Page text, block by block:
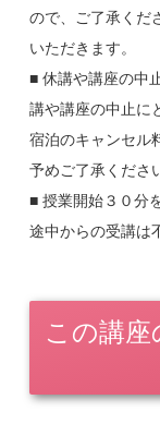
ージから申し込む
治療院名」の入力
※株式会社メディッ
ー）」「スーパー
宅訪問マッサージ
様を「メディックス
業員スタッフの方
す。
ので、ご了承くだ
いただきます。
■ 休講や講座の中
講や講座の中止に
宿泊のキャンセル
予めご了承くださ
■ 授業開始３０分
途中からの受講は
この講